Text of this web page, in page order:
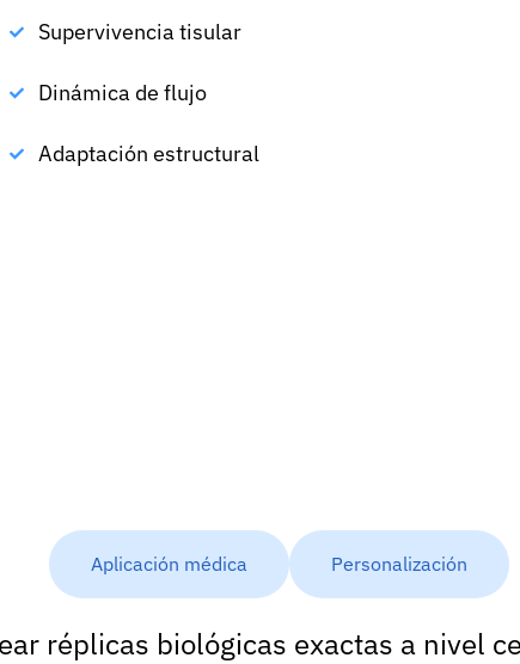
Supervivencia tisular
Dinámica de flujo
Adaptación estructural
Aplicación médica Personalización
réplicas biológicas exactas a nivel